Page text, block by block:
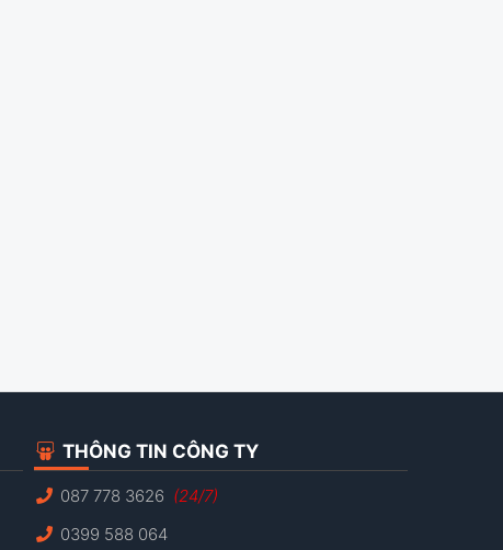
THÔNG TIN CÔNG TY
087 778 3626 (24/7)
0399 588 064